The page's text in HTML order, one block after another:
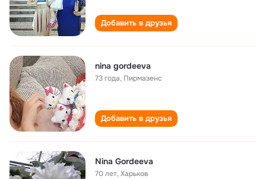
Добавить в друзья
nina gordeeva
73 года, Пирмазенс
Добавить в друзья
Nina Gordeeva
70 лет,Харьков